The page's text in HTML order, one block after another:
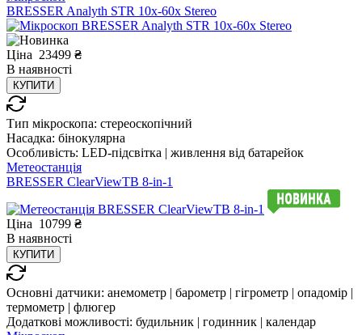
BRESSER Analyth STR 10x-60x Stereo
Ціна 23499 ₴
В наявності
КУПИТИ
Тип мікроскопа: стереоскопічний
Насадка: бінокулярна
Особливість: LED-підсвітка | живлення від батарейок
Метеостанція
BRESSER ClearViewTB 8-in-1
Ціна 10799 ₴
В наявності
КУПИТИ
Основні датчики: анемометр | барометр | гігрометр | опадомір |
термометр | флюгер
Додаткові можливості: будильник | годинник | календар